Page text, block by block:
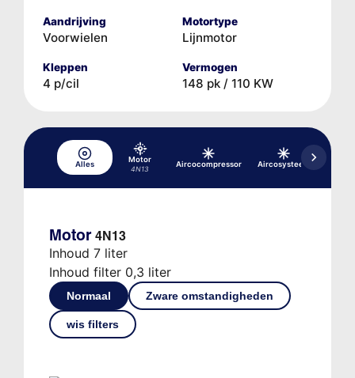
Aandrijving
Voorwielen
Motortype
Lijnmotor
Kleppen
4 p/cil
Vermogen
148 pk / 110 KW
Alles
Motor
4N13
Aircocompressor Aircosysteem
Motor 4N13
Inhoud 7 liter
Inhoud filter 0,3 liter
Normaal Zware omstandigheden
wis filters